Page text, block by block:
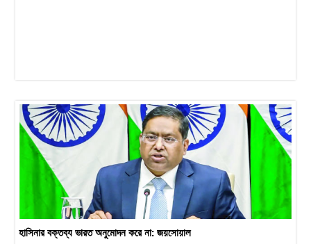
হাসিনার বক্তব্য ভারত অনুমোদন করে না: জয়সোয়াল